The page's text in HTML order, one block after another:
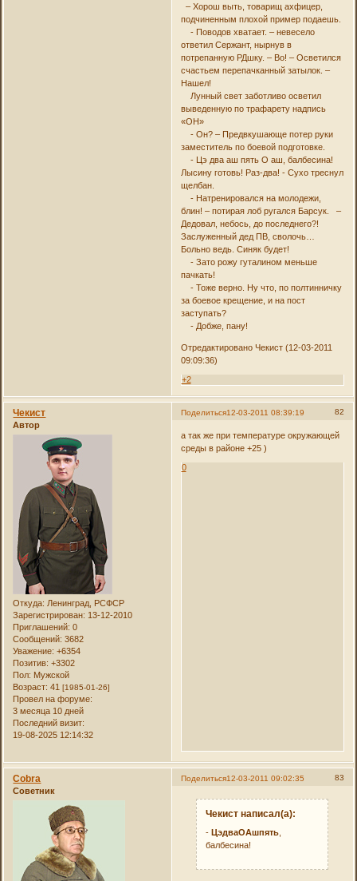
– Хорош выть, товарищ ахфицер,
подчиненным плохой пример подаешь.
- Поводов хватает. – невесело
ответил Сержант, нырнув в
потрепанную РДшку. – Во! – Осветился
счастьем перепачканный затылок. –
Нашел!
Лунный свет заботливо осветил
выведенную по трафарету надпись
«ОН»
- Он? – Предвкушающе потер руки
заместитель по боевой подготовке.
- Цэ два аш пять О аш, балбесина!
Лысину готовь! Раз-два! - Сухо треснул
щелбан.
- Натренировался на молодежи,
блин! – потирая лоб ругался Барсук. –
Дедовал, небось, до последнего?!
Заслуженный дед ПВ, сволочь…
Больно ведь. Синяк будет!
- Зато рожу гуталином меньше
пачкать!
- Тоже верно. Ну что, по полтинничку
за боевое крещение, и на пост
заступать?
- Добже, пану!
Отредактировано Чекист (12-03-2011
09:09:36)
+2
Поделиться 82
12-03-2011 08:39:19
Чекист
Автор
Откуда: Ленинград, РСФСР
Зарегистрирован: 13-12-2010
Приглашений: 0
Сообщений: 3682
Уважение: +6354
Позитив: +3302
Пол: Мужской
Возраст: 41[1985-01-26]
Провел на форуме:
3 месяца 10 дней
Последний визит:
19-08-2025 12:14:32
а так же при температуре окружающей
среды в районе +25 )
0
Поделиться 83
12-03-2011 09:02:35
Cobra
Советник
Чекист написал(а):
- ЦэдваОАшпять
балбесина!